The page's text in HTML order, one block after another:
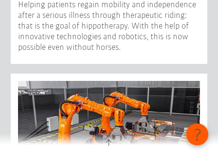
Helping patients regain mobility and independence
after a serious illness through therapeutic riding:
that is the goal of hippotherapy. With the help of
innovative technologies and robotics, this is now
possible even without horses.